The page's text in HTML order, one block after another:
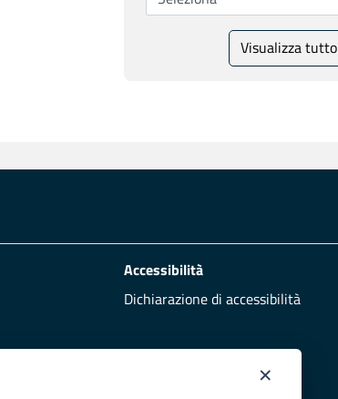
Visualizza tutto
Accessibilità
Dichiarazione di accessibilità
×